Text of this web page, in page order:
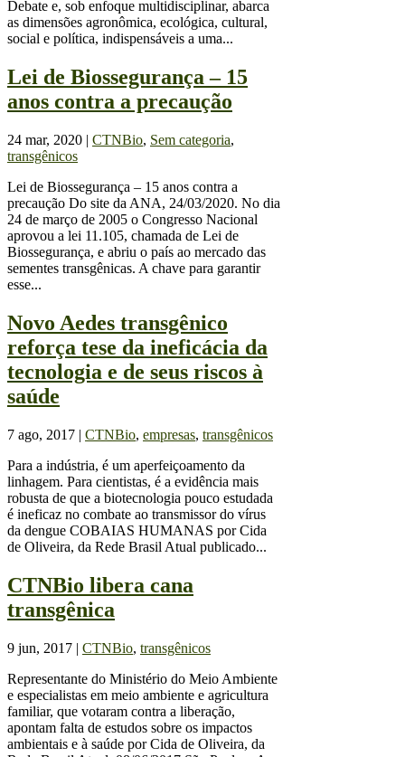
Debate e, sob enfoque multidisciplinar, abarca
as dimensões agronômica, ecológica, cultural,
social e política, indispensáveis a uma...
Lei de Biossegurança – 15
anos contra a precaução
24 mar, 2020 | CTNBio, Sem categoria,
transgênicos
Lei de Biossegurança – 15 anos contra a
precaução Do site da ANA, 24/03/2020. No dia
24 de março de 2005 o Congresso Nacional
aprovou a lei 11.105, chamada de Lei de
Biossegurança, e abriu o país ao mercado das
sementes transgênicas. A chave para garantir
esse...
Novo Aedes transgênico
reforça tese da ineficácia da
tecnologia e de seus riscos à
saúde
7 ago, 2017 | CTNBio, empresas, transgênicos
Para a indústria, é um aperfeiçoamento da
linhagem. Para cientistas, é a evidência mais
robusta de que a biotecnologia pouco estudada
é ineficaz no combate ao transmissor do vírus
da dengue COBAIAS HUMANAS por Cida
de Oliveira, da Rede Brasil Atual publicado...
CTNBio libera cana
transgênica
9 jun, 2017 | CTNBio, transgênicos
Representante do Ministério do Meio Ambiente
e especialistas em meio ambiente e agricultura
familiar, que votaram contra a liberação,
apontam falta de estudos sobre os impactos
ambientais e à saúde por Cida de Oliveira, da